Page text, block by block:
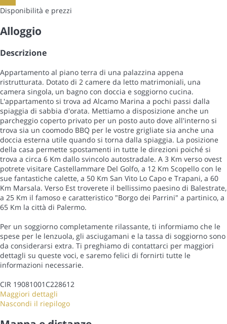
Disponibilità e prezzi
Alloggio
Descrizione
Appartamento al piano terra di una palazzina appena
ristrutturata. Dotato di 2 camere da letto matrimoniali, una
camera singola, un bagno con doccia e soggiorno cucina.
L'appartamento si trova ad Alcamo Marina a pochi passi dalla
spiaggia di sabbia d'orata. Mettiamo a disposizione anche un
parcheggio coperto privato per un posto auto dove all'interno si
trova sia un coomodo BBQ per le vostre grigliate sia anche una
doccia esterna utile quando si torna dalla spiaggia. La posizione
della casa permette spostamenti in tutte le direzioni poiché si
trova a circa 6 Km dallo svincolo autostradale. A 3 Km verso ovest
potrete visitare Castellammare Del Golfo, a 12 Km Scopello con le
sue fantastiche calette, a 50 Km San Vito Lo Capo e Trapani, a 60
Km Marsala. Verso Est troverete il bellissimo paesino di Balestrate,
a 25 Km il famoso e caratteristico "Borgo dei Parrini" a partinico, a
65 Km la città di Palermo.
Per un soggiorno completamente rilassante, ti informiamo che le
spese per le lenzuola, gli asciugamani e la tassa di soggiorno sono
da considerarsi extra. Ti preghiamo di contattarci per maggiori
dettagli su queste voci, e saremo felici di fornirti tutte le
informazioni necessarie.
CIR 19081001C228612
Maggiori dettagli
Nascondi il riepilogo